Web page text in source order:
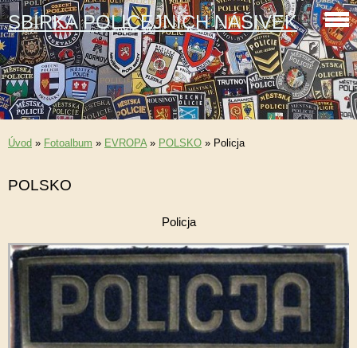
SBÍRKA POLICEJNÍCH NÁŠIVEK
Úvod » Fotoalbum » EVROPA» POLSKO » Policja
POLSKO
Policja